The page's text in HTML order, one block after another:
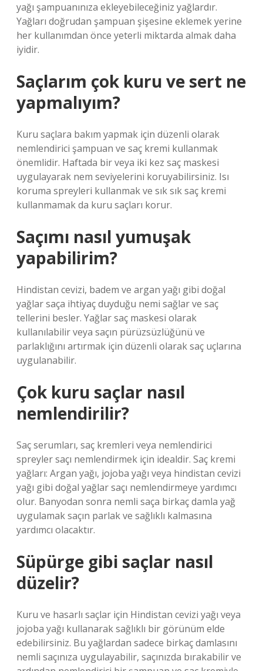
yağı şampuanınıza ekleyebileceğiniz yağlardır.
Yağları doğrudan şampuan şişesine eklemek yerine
her kullanımdan önce yeterli miktarda almak daha
iyidir.
Saçlarım çok kuru ve sert ne
yapmalıyım?
Kuru saçlara bakım yapmak için düzenli olarak
nemlendirici şampuan ve saç kremi kullanmak
önemlidir. Haftada bir veya iki kez saç maskesi
uygulayarak nem seviyelerini koruyabilirsiniz. Isı
koruma spreyleri kullanmak ve sık sık saç kremi
kullanmamak da kuru saçları korur.
Saçımı nasıl yumuşak
yapabilirim?
Hindistan cevizi, badem ve argan yağı gibi doğal
yağlar saça ihtiyaç duyduğu nemi sağlar ve saç
tellerini besler. Yağlar saç maskesi olarak
kullanılabilir veya saçın pürüzsüzlüğünü ve
parlaklığını artırmak için düzenli olarak saç uçlarına
uygulanabilir.
Çok kuru saçlar nasıl
nemlendirilir?
Saç serumları, saç kremleri veya nemlendirici
spreyler saçı nemlendirmek için idealdir. Saç kremi
yağları: Argan yağı, jojoba yağı veya hindistan cevizi
yağı gibi doğal yağlar saçı nemlendirmeye yardımcı
olur. Banyodan sonra nemli saça birkaç damla yağ
uygulamak saçın parlak ve sağlıklı kalmasına
yardımcı olacaktır.
Süpürge gibi saçlar nasıl
düzelir?
Kuru ve hasarlı saçlar için Hindistan cevizi yağı veya
jojoba yağı kullanarak sağlıklı bir görünüm elde
edebilirsiniz. Bu yağlardan sadece birkaç damlasını
nemli saçınıza uygulayabilir, saçınızda bırakabilir ve